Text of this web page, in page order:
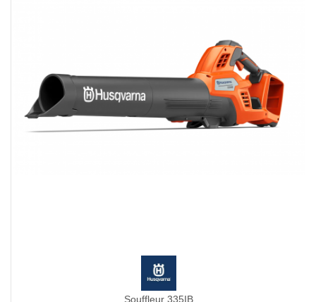
Souffleur 335IB